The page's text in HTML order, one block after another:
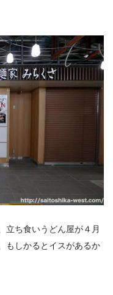
立ち食いうどん屋が４月
もしかるとイスがあるか